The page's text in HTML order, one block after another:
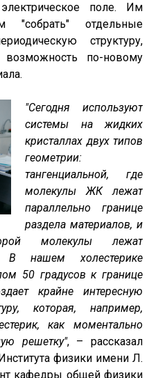
поле. Им
"собрать" отдельные
структуру,
возможность по-новому
"Сегодня используют
системы на жидких
кристаллах двух типов
геометрии:
тангенциальной, где
молекулы ЖК лежат
параллельно границе
раздела материалов, и
молекулы лежат
В нашем холестерике
50 градусов к границе
крайне интересную
которая, например,
как моментально
решетку", – рассказал
физики имени Л.
кафедры общей физики